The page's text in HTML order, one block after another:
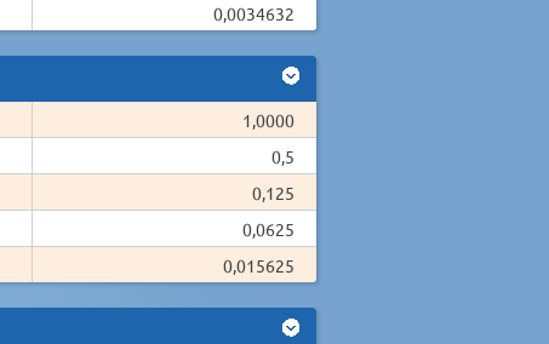
0,0034632
1,0000
0,5
0,125
0,0625
0,015625